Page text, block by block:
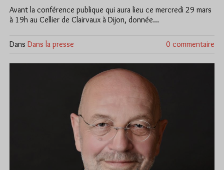
Avant la conférence publique qui aura lieu ce mercredi 29 mars
à 19h au Cellier de Clairvaux à Dijon, donnée…
Dans Dans la presse 0 commentaire